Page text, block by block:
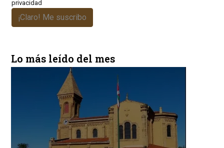
privacidad
¡Claro! Me suscribo
Lo más leído del mes